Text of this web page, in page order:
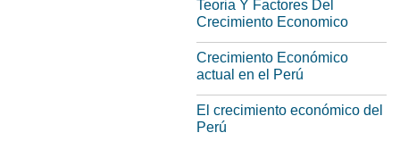
Teoria Y Factores Del
Crecimiento Economico
Crecimiento Económico
actual en el Perú
El crecimiento económico del
Perú